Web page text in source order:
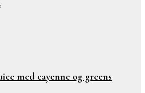
med cayenne og greens